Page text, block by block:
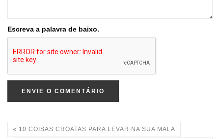
Escreva a palavra de baixo.
ENVIE O COMENTÁRIO
« 10 COISAS CROATAS PARA LEVAR NA SUA MALA